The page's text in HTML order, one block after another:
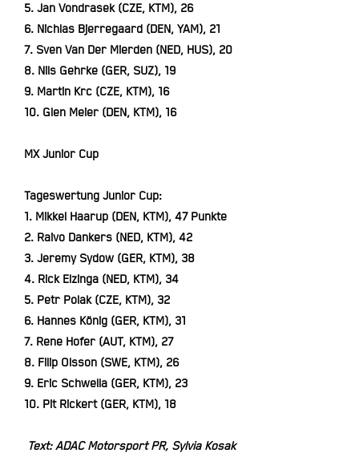
5. Jan Von­dra­sek (CZE, KTM), 26
6. Nich­las Bjer­re­gaard (DEN, YAM), 21
7. Sven Van Der Mier­den (NED, HUS), 20
8. Nils Gehr­ke (GER, SUZ), 19
9. Mar­tin Krc (CZE, KTM), 16
10. Glen Mei­er (DEN, KTM), 16
MX Junior Cup
Ta­ges­wer­tung Ju­ni­or Cup:
1. Mik­kel Haa­rup (DEN, KTM), 47 Punk­te
2. Rai­vo Dan­kers (NED, KTM), 42
3. Je­re­my Sy­dow (GER, KTM), 38
4. Rick El­zin­ga (NED, KTM), 34
5. Petr Polak (CZE, KTM), 32
6. Han­nes Kö­nig (GER, KTM), 31
7. Re­ne Ho­fer (AUT, KTM), 27
8. Fi­lip Ols­son (SWE, KTM), 26
9. Eric Schwel­la (GER, KTM), 23
10. Pit Ri­ckert (GER, KTM), 18
Text: ADAC Motorsport PR, Sylvia Kosak